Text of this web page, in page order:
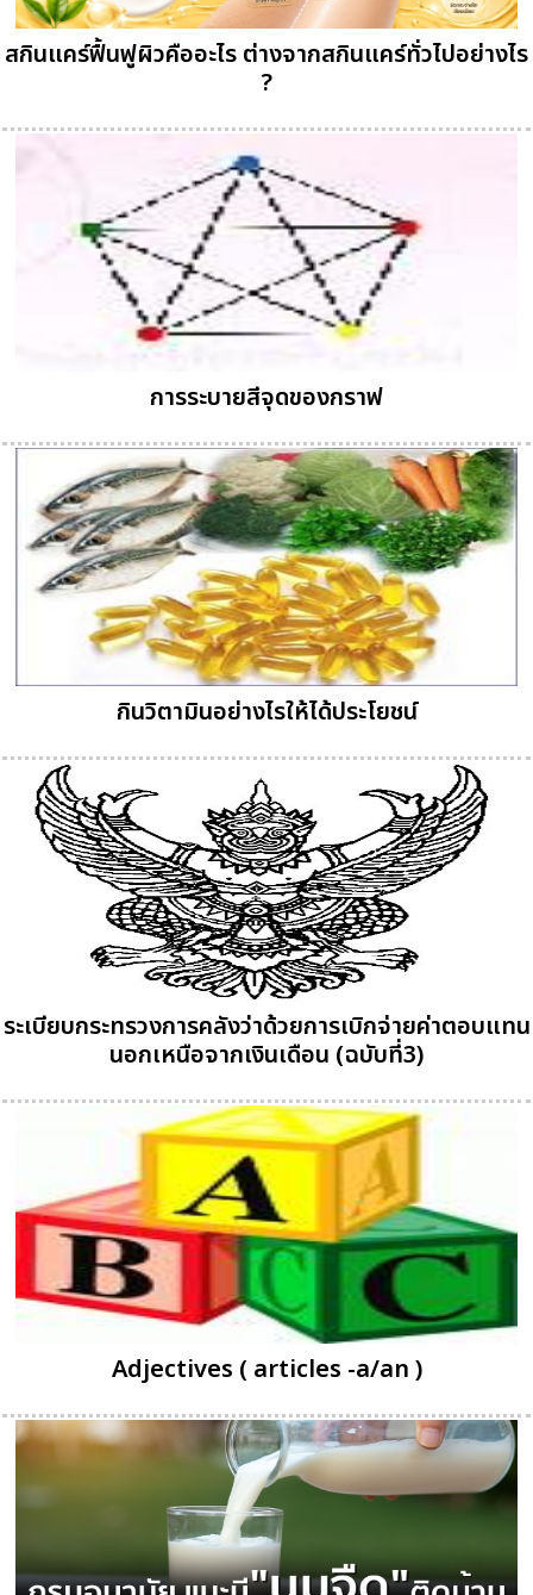
สกินแคร์ฟื้นฟูผิวคืออะไร ต่างจากสกินแคร์ทั่วไปอย่างไร
?
การระบายสีจุดของกราฟ
กินวิตามินอย่างไรให้ได้ประโยชน์
ระเบียบกระทรวงการคลังว่าด้วยการเบิกจ่ายค่าตอบแทน
นอกเหนือจากเงินเดือน (ฉบับที่3)
Adjectives ( articles -a/an )